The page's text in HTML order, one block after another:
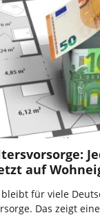
auf
für viele
Das zeigt